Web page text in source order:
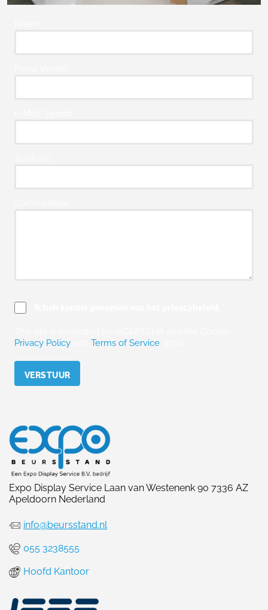
Privacy Policy
Terms of Service
Expo Display Service Laan van Westenenk 90 7336 AZ
Apeldoorn Nederland
info@beursstand.nl
055 3238555
Hoofd Kantoor